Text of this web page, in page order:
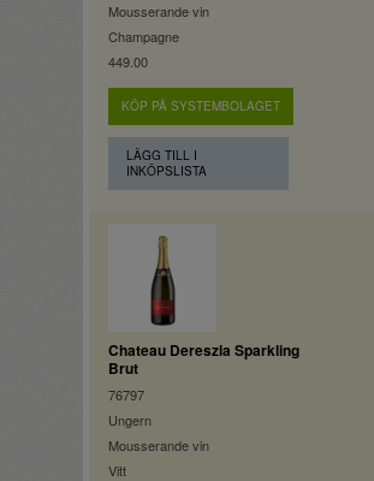
Mousserande vin
Champagne
449.00
KÖP PÅ SYSTEMBOLAGET
LÄGG TILL I
INKÖPSLISTA
Chateau Dereszla Sparkling
Brut
76797
Ungern
Mousserande vin
Vitt